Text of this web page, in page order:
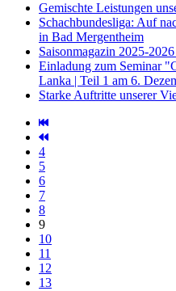
Gemischte Leistungen
Schachbundesliga: Auf
in Bad Mergentheim
Saisonmagazin 2025-
Einladung zum Seminar
Lanka | Teil 1 am 6.
Starke Auftritte unserer
4
5
6
7
8
9
10
11
12
13